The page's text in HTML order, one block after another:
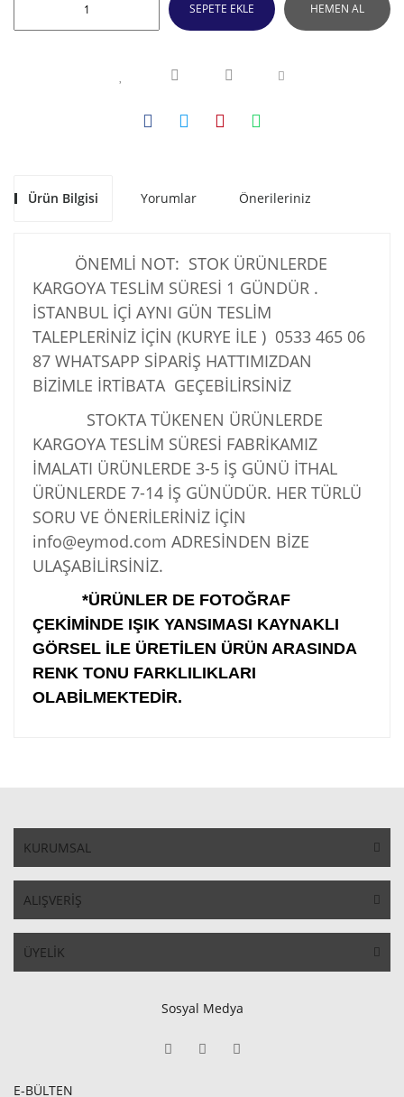
SEPETE EKLE HEMEN AL
Ürün Bilgisi Yorumlar Önerileriniz
ÖNEMLİ NOT: STOK ÜRÜNLERDE
KARGOYA TESLİM SÜRESİ 1 GÜNDÜR .
İSTANBUL İÇİ AYNI GÜN TESLİM
TALEPLERİNİZ İÇİN (KURYE İLE ) 0533 465 06
87 WHATSAPP SİPARİŞ HATTIMIZDAN
BİZİMLE İRTİBATA GEÇEBİLİRSİNİZ
STOKTA TÜKENEN ÜRÜNLERDE
KARGOYA TESLİM SÜRESİ FABRİKAMIZ
İMALATI ÜRÜNLERDE 3-5 İŞ GÜNÜ İTHAL
ÜRÜNLERDE 7-14 İŞ GÜNÜDÜR. HER TÜRLÜ
SORU VE ÖNERİLERİNİZ İÇİN
info@eymod.com ADRESİNDEN BİZE
ULAŞABİLİRSİNİZ.
*ÜRÜNLER DE FOTOĞRAF
ÇEKİMİNDE IŞIK YANSIMASI KAYNAKLI
GÖRSEL İLE ÜRETİLEN ÜRÜN ARASINDA
RENK TONU FARKLILIKLARI
OLABİLMEKTEDİR.
KURUMSAL
ALIŞVERİŞ
ÜYELİK
Sosyal Medya
E-BÜLTEN